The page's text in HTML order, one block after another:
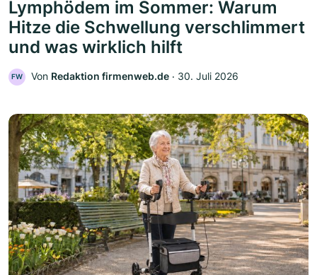
Lymphödem im Sommer: Warum
Hitze die Schwellung verschlimmert
und was wirklich hilft
FW Von Redaktion firmenweb.de ‧ 30. Juli 2026